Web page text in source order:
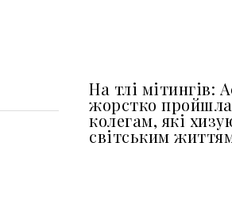
На тлі мітингів:
жорстко
колегам, які
світським